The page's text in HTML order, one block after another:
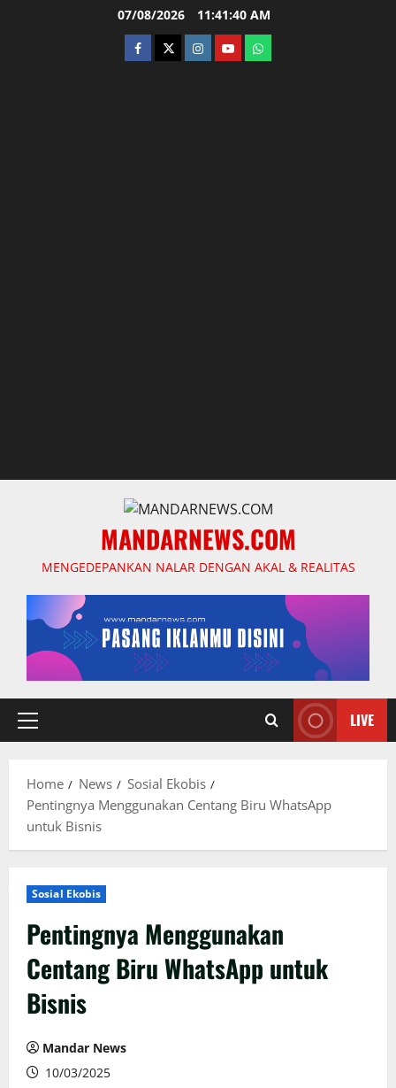
07/08/2026 11:41:42 AM
facebooktwitterinstagram.com
youtubewhatsapp
MANDARNEWS.COM
MENGEDEPANKAN NALAR DENGAN AKAL & REALITAS
Primary
LIVE
Home News
Sosial Ekobis
Pentingnya Menggunakan Centang Biru WhatsApp
untuk Bisnis
Sosial Ekobis
Pentingnya Menggunakan
Centang Biru WhatsApp untuk
Bisnis
Mandar News
10/03/2025